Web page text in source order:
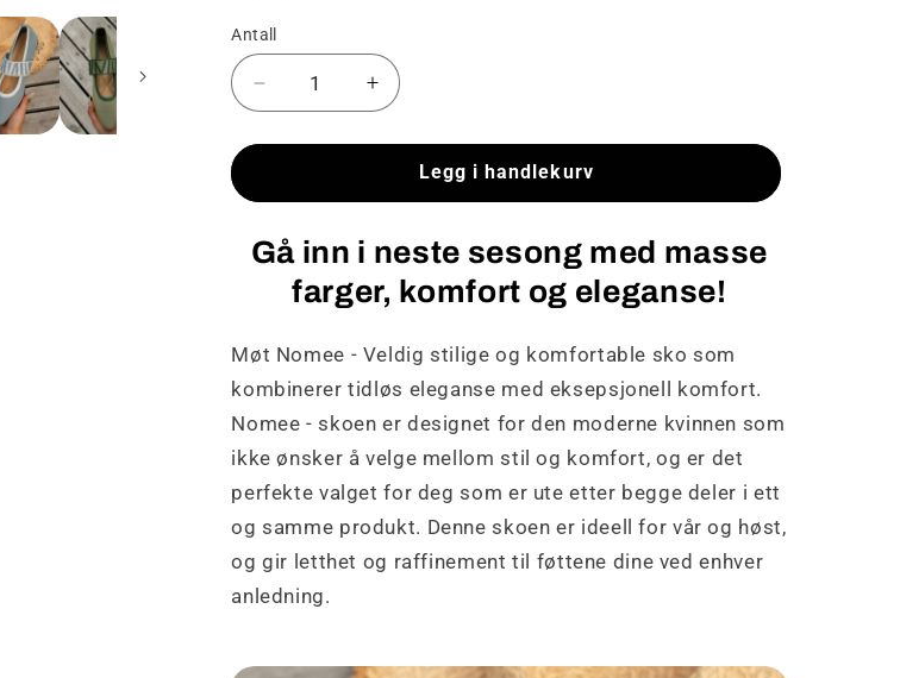
Antall
antallet
for
-
stilige
komfortable
Øk
antallet
for
Nomee
-
stilige
komfortable
Legg i handlekurv
Gå inn i neste sesong med masse
farger, komfort og eleganse!
Møt Nomee - Veldig stilige og komfortable sko som
kombinerer tidløs eleganse med eksepsjonell komfort.
Nomee - skoen er designet for den moderne kvinnen som
ikke ønsker å velge mellom stil og komfort, og er det
perfekte valget for deg som er ute etter begge deler i ett
og samme produkt. Denne skoen er ideell for vår og høst,
og gir letthet og raffinement til føttene dine ved enhver
anledning.